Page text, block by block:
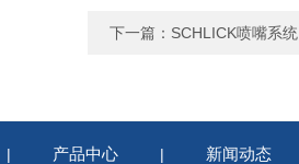
下一篇： SCHLICK喷嘴系统
| 产品中心 | 新闻动态